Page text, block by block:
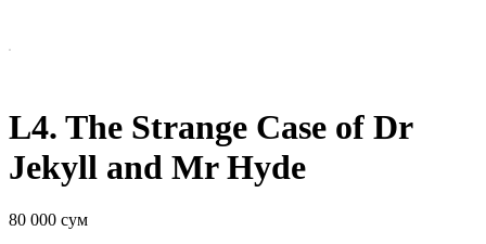
L4. The Strange Case of Dr
Jekyll and Mr Hyde
80 000 сум